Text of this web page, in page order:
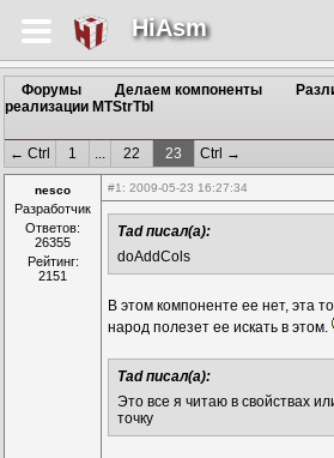
HiAsm
Форумы Делаем компоненты
реализации MTStrTbl
← Ctrl 1 ... 22 23 Ctrl →
nesco
Разработчик
Ответов:
26355
Рейтинг:
2151
#1 : 2009-05-23 16:27:34
Tad писал(а):
doAddCols
В этом компоненте ее нет, эта
народ полезет ее искать в этом.
Tad писал(а):
Это все я читаю в свойствах
точку